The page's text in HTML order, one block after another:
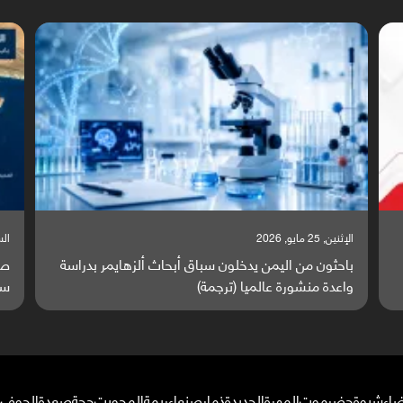
السبت, 23 مايو, 2026
صراع دولي يتصاعد قرب اليمن والبحر الأحمر يتحول إلى
ساحة مواجهة عالمية (ترجمة)